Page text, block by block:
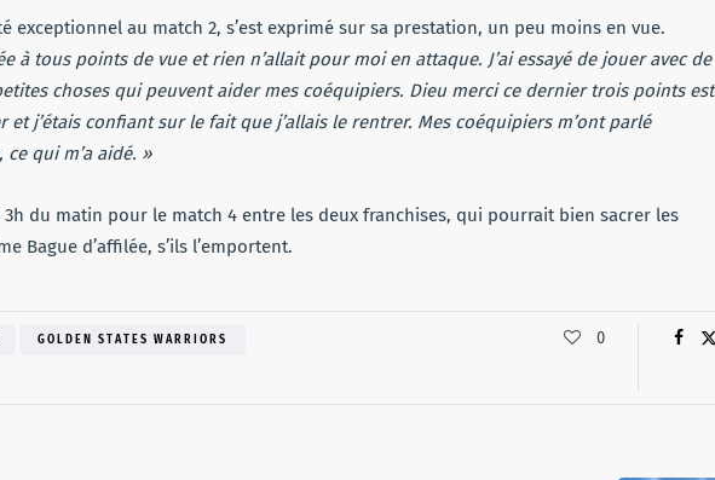
exceptionnel au match 2, s’est exprimé sur sa prestation, un peu moins en vue.
à tous points de vue et rien n’allait pour moi en attaque. J’ai essayé de jouer avec de
choses qui peuvent aider mes coéquipiers. Dieu merci ce dernier trois points est
et j’étais confiant sur le fait que j’allais le rentrer. Mes coéquipiers m’ont parlé
qui m’a aidé. »
3h du matin pour le match 4 entre les deux franchises, qui pourrait bien sacrer les
Bague d’affilée, s’ils l’emportent.
GOLDEN STATES WARRIORS 0